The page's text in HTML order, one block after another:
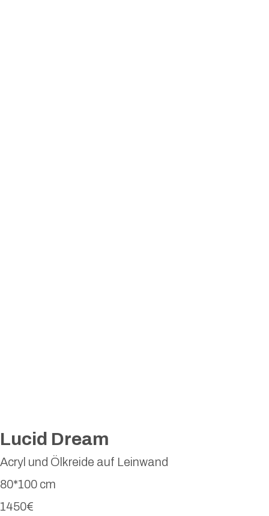
Lucid Dream
Acryl und Ölkreide auf Leinwand
80*100 cm
1450€